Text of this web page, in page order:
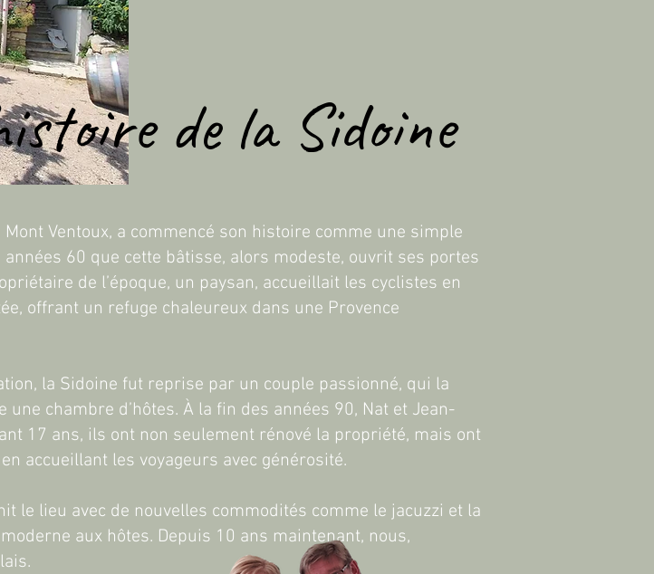
de la Sidoine
Ventoux, a commencé son histoire comme une simple
années 60 que cette bâtisse, alors modeste, ouvrit ses portes
de l’époque, un paysan, accueillait les cyclistes en
offrant un refuge chaleureux dans une Provence
la Sidoine fut reprise par un couple passionné, qui la
une chambre d’hôtes. À la fin des années 90, Nat et Jean-
17 ans, ils ont non seulement rénové la propriété, mais ont
accueillant les voyageurs avec générosité.
le lieu avec de nouvelles commodités comme le jacuzzi et la
aux hôtes. Depuis 10 ans maintenant, nous,